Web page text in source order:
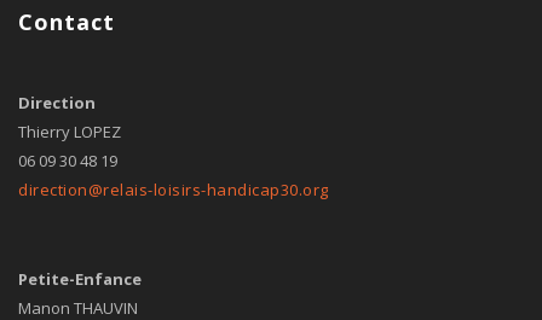
Contact
Direction
Thierry LOPEZ
06 09 30 48 19
direction@relais-loisirs-handicap30.org
Petite-Enfance
Manon THAUVIN